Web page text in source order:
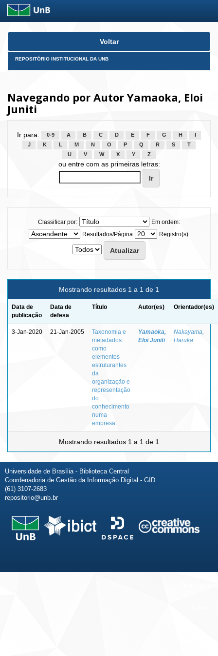
Skip
Voltar
REPOSITÓRIO INSTITUCIONAL DA UNB
Navegando por Autor Yamaoka, Eloi
Juniti
Ir para: 0-9 A B C D E F G H
J
K L M N O P Q R S
T
U
V W X Y Z
ou entre com as primeiras letras:
Classificar por:
Em ordem:
Resultados/Página
Registro(s):
Mostrando resultados 1 a 1 de 1
Data de
publicação
Data de
defesa
Título Autor(es) Orientador(es)
3-Jan-2020 21-Jan-2005
Taxonomia e
metadados
como
elementos
estruturantes
da
organização e
representação
do
conhecimento
numa
empresa
Yamaoka,
Eloi Juniti
Nakayama,
Haruka
Mostrando resultados 1 a 1 de 1
Universidade de Brasília - Biblioteca Central
Coordenadoria de Gestão da Informação Digital - GID
(61) 3107-2683
repositorio@unb.br